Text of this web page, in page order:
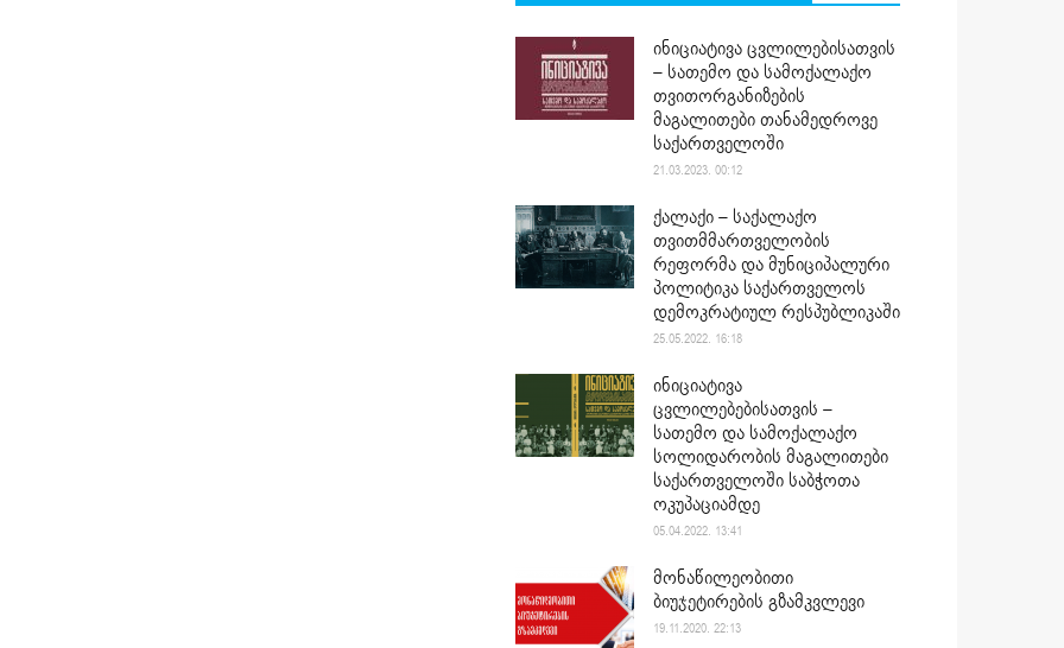
ინიციატივა ცვლილებისათვის
– სათემო და სამოქალაქო
თვითორგანიზების
მაგალითები თანამედროვე
საქართველოში
21.03.2023. 00:12
ქალაქი – საქალაქო
თვითმმართველობის
რეფორმა და მუნიციპალური
პოლიტიკა საქართველოს
დემოკრატიულ რესპუბლიკაში
25.05.2022. 16:18
ინიციატივა
ცვლილებებისათვის –
სათემო და სამოქალაქო
სოლიდარობის მაგალითები
საქართველოში საბჭოთა
ოკუპაციამდე
05.04.2022. 13:41
მონაწილეობითი
ბიუჯეტირების გზამკვლევი
19.11.2020. 22:13